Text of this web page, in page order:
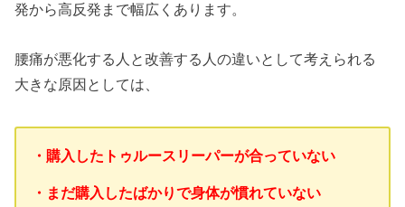
発から高反発まで幅広くあります。
腰痛が悪化する人と改善する人の違いとして考えられる
大きな原因としては、
・購入したトゥルースリーパーが合っていない
・まだ購入したばかりで身体が慣れていない